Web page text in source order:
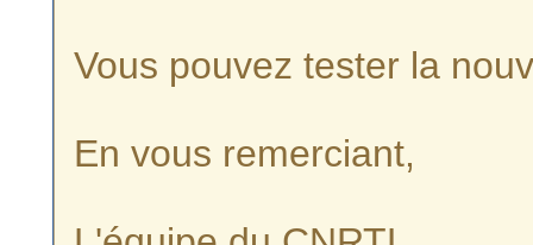
Vous pouvez tester la
En vous remerciant,